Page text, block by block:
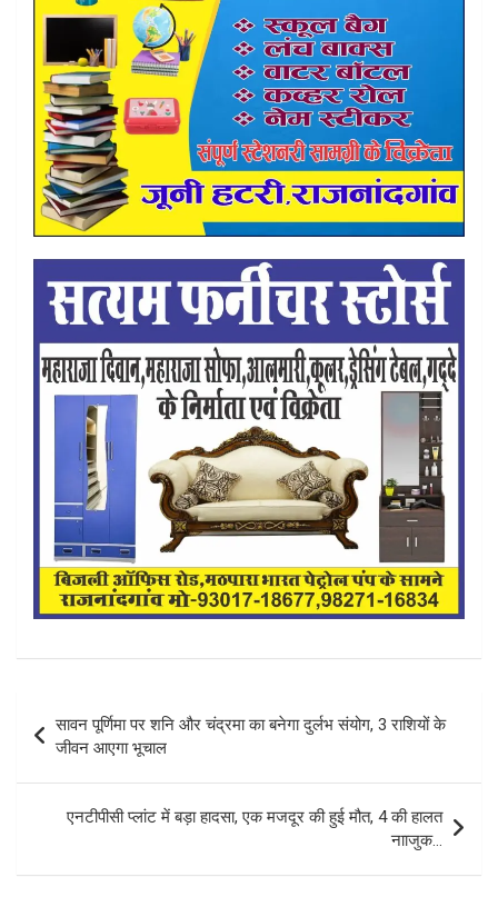
navigation
सावन पूर्णिमा पर शनि और चंद्रमा का बनेगा दुर्लभ संयोग, 3 राशियों के
जीवन आएगा भूचाल
एनटीपीसी प्लांट में बड़ा हादसा, एक मजदूर की हुई मौत, 4 की हालत
नााजुक…